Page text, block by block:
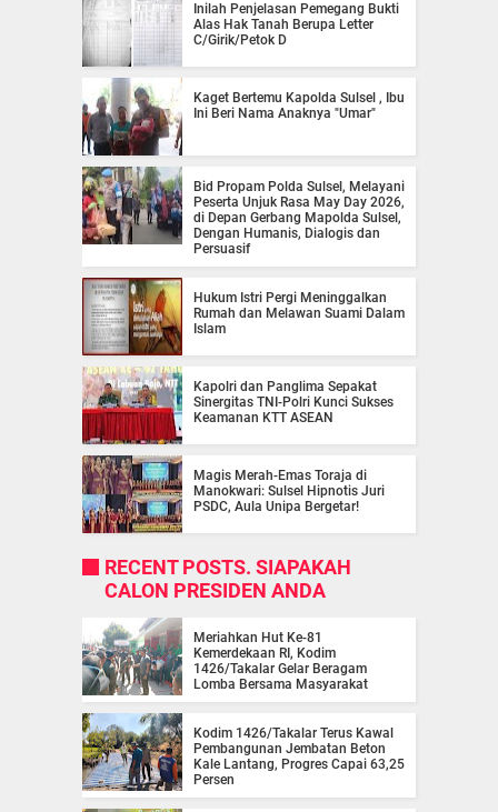
Inilah Penjelasan Pemegang Bukti
Alas Hak Tanah Berupa Letter
C/Girik/Petok D
Kaget Bertemu Kapolda Sulsel , Ibu
Ini Beri Nama Anaknya "Umar"
Bid Propam Polda Sulsel, Melayani
Peserta Unjuk Rasa May Day 2026,
di Depan Gerbang Mapolda Sulsel,
Dengan Humanis, Dialogis dan
Persuasif
Hukum Istri Pergi Meninggalkan
Rumah dan Melawan Suami Dalam
Islam
Kapolri dan Panglima Sepakat
Sinergitas TNI-Polri Kunci Sukses
Keamanan KTT ASEAN
Magis Merah-Emas Toraja di
Manokwari: Sulsel Hipnotis Juri
PSDC, Aula Unipa Bergetar!
RECENT POSTS. SIAPAKAH
CALON PRESIDEN ANDA
Meriahkan Hut Ke-81
Kemerdekaan RI, Kodim
1426/Takalar Gelar Beragam
Lomba Bersama Masyarakat
Kodim 1426/Takalar Terus Kawal
Pembangunan Jembatan Beton
Kale Lantang, Progres Capai 63,25
Persen